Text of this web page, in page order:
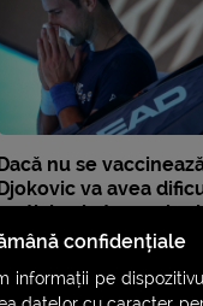
Dacă nu se
Djokovic va avea
la turneele
2022confidențiale
informații pe